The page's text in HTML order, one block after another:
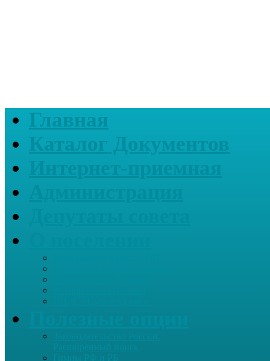
Главная
Каталог Документов